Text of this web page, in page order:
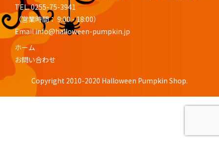
TEL.0255-75-3941
（営業時間： 9:00 - 18:00）
Emailinfo@halloween-pumpkin.jp
ホーム
お問い合わせ
Copyright 2010-2020 Halloween Pumpkin Shop.